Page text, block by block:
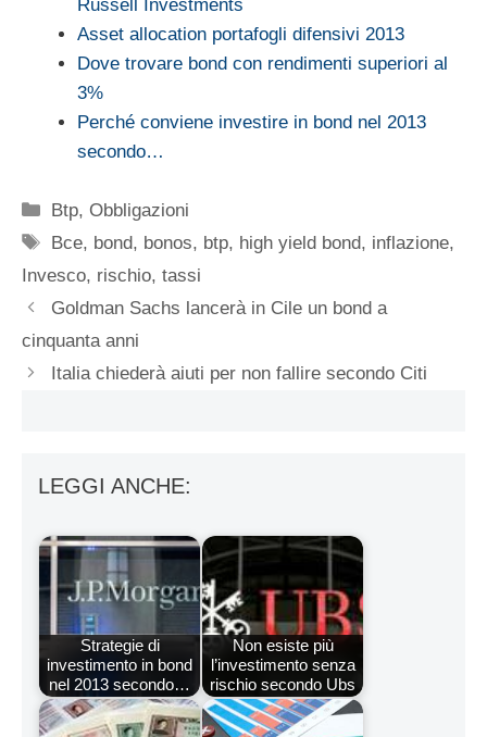
Russell Investments
Asset allocation portafogli difensivi 2013
Dove trovare bond con rendimenti superiori al
3%
Perché conviene investire in bond nel 2013
secondo…
Categorie
Btp,Obbligazioni
Tag
Bce, bond, bonos, btp, high yield bond, inflazione,
Invesco, rischio, tassi
Goldman Sachs lancerà in Cile un bond a
cinquanta anni
Italia chiederà aiuti per non fallire secondo Citi
LEGGI ANCHE:
Strategie di
investimento in bond
nel 2013 secondo…
Non esiste più
l’investimento senza
rischio secondo Ubs